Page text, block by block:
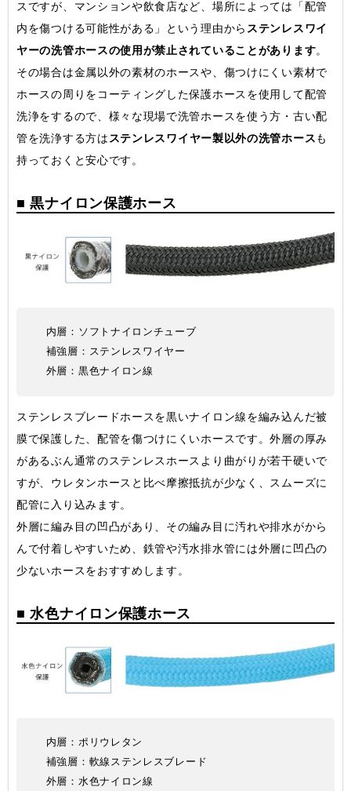
スですが、マンションや飲食店など、場所によっては「配管
内を傷つける可能性がある」という理由から ステンレスワイ
ヤーの洗管ホースの使用が禁止されていることがあります。
その場合は金属以外の素材のホースや、傷つけにくい素材で
ホースの周りをコーティングした保護ホースを使用して配管
洗浄をするので、様々な現場で洗管ホースを使う方・古い配
管を洗浄する方は ステンレスワイヤー製以外の洗管ホースも
持っておくと安心です。
■ 黒ナイロン保護ホース
内層：ソフトナイロンチューブ
補強層：ステンレスワイヤー
外層：黒色ナイロン線
ステンレスブレードホースを黒いナイロン線を編み込んだ被
膜で保護した、配管を傷つけにくいホースです。外層の厚み
があるぶん通常のステンレスホースより曲がりが若干硬いで
すが、ウレタンホースと比べ摩擦抵抗が少なく、スムーズに
配管に入り込みます。
外層に編み目の凹凸があり、その編み目に汚れや排水がから
んで付着しやすいため、鉄管や汚水排水管には外層に凹凸の
少ないホースをおすすめします。
■ 水色ナイロン保護ホース
内層：ポリウレタン
補強層：軟線ステンレスブレード
外層：水色ナイロン線